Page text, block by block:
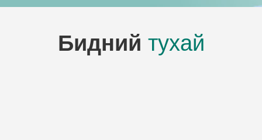
Бидний тухай